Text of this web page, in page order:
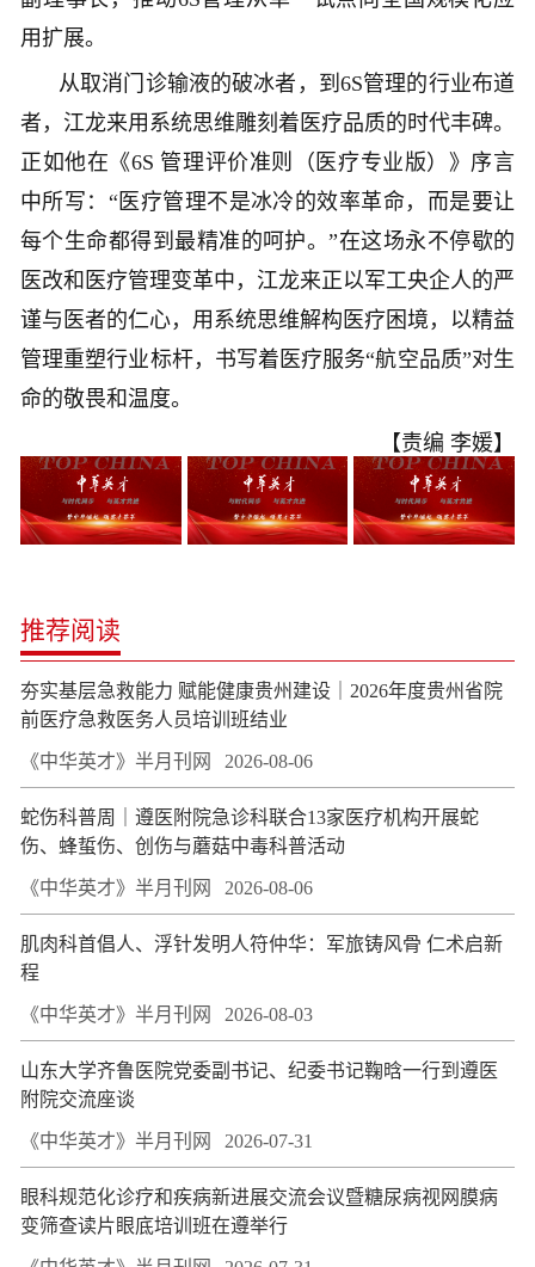
用扩展。
从取消门诊输液的破冰者，到6S管理的行业布道
者，江龙来用系统思维雕刻着医疗品质的时代丰碑。
正如他在《6S 管理评价准则（医疗专业版）》序言
中所写：“医疗管理不是冰冷的效率革命，而是要让
每个生命都得到最精准的呵护。”在这场永不停歇的
医改和医疗管理变革中，江龙来正以军工央企人的严
谨与医者的仁心，用系统思维解构医疗困境，以精益
管理重塑行业标杆，书写着医疗服务“航空品质”对生
命的敬畏和温度。
【责编 李媛】
推荐阅读
夯实基层急救能力 赋能健康贵州建设｜2026年度贵州省院
前医疗急救医务人员培训班结业
《中华英才》半月刊网 2026-08-06
蛇伤科普周｜遵医附院急诊科联合13家医疗机构开展蛇
伤、蜂蜇伤、创伤与蘑菇中毒科普活动
《中华英才》半月刊网 2026-08-06
肌肉科首倡人、浮针发明人符仲华：军旅铸风骨 仁术启新
程
《中华英才》半月刊网 2026-08-03
山东大学齐鲁医院党委副书记、纪委书记鞠晗一行到遵医
附院交流座谈
《中华英才》半月刊网 2026-07-31
眼科规范化诊疗和疾病新进展交流会议暨糖尿病视网膜病
变筛查读片眼底培训班在遵举行